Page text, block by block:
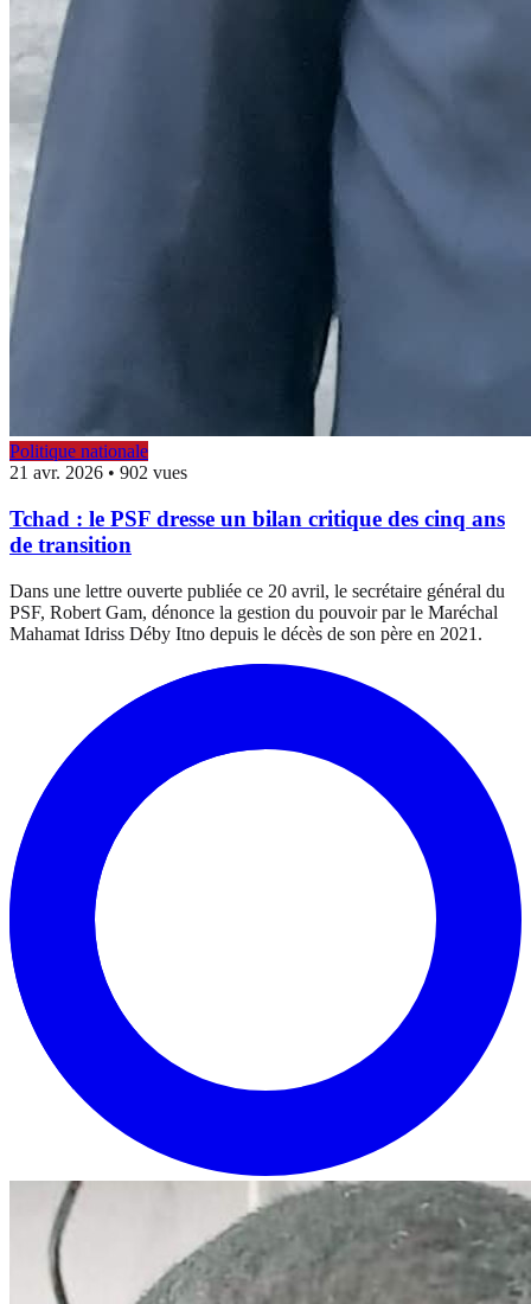
Politique nationale
21 avr. 2026 • 902 vues
Tchad : le PSF dresse un bilan critique des cinq ans
de transition
Dans une lettre ouverte publiée ce 20 avril, le secrétaire général du
PSF, Robert Gam, dénonce la gestion du pouvoir par le Maréchal
Mahamat Idriss Déby Itno depuis le décès de son père en 2021.